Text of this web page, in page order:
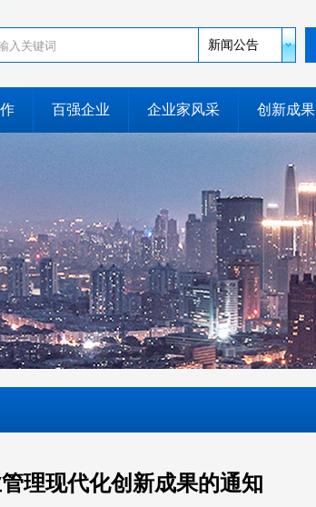
新闻公告
百强企业 企业家风采 创新成果
理现代化创新成果的通知